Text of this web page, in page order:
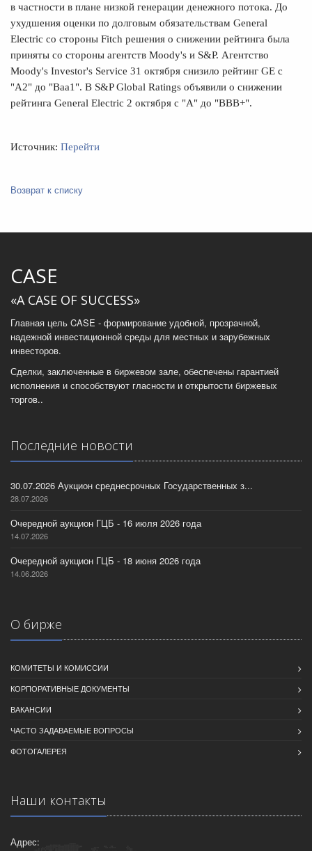
в частности в плане низкой генерации денежного потока. До
ухудшения оценки по долговым обязательствам General
Electric со стороны Fitch решения о снижении рейтинга была
приняты со стороны агентств Moody's и S&P. Агентство
Moody's Investor's Service 31 октября снизило рейтинг GE с
"A2" до "Baa1". В S&P Global Ratings объявили о снижении
рейтинга General Electric 2 октября с "A" до "BBB+".
Источник: Перейти
Возврат к списку
CASE
«A CASE OF SUCCESS»
Главная цель CASE - формирование удобной, прозрачной,
надежной инвестиционной среды для местных и зарубежных
инвесторов.
Сделки, заключенные в биржевом зале, обеспечены гарантией
исполнения и способствуют гласности и открытости биржевых
торгов..
Последние новости
30.07.2026 Аукцион среднесрочных Государственных з...
28.07.2026
Очередной аукцион ГЦБ - 16 июля 2026 года
14.07.2026
Очередной аукцион ГЦБ - 18 июня 2026 года
14.06.2026
О бирже
КОМИТЕТЫ И КОМИССИИ
КОРПОРАТИВНЫЕ ДОКУМЕНТЫ
ВАКАНСИИ
ЧАСТО ЗАДАВАЕМЫЕ ВОПРОСЫ
ФОТОГАЛЕРЕЯ
Наши контакты
Адрес: